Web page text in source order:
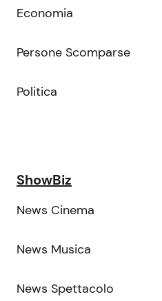
Economia
Persone Scomparse
Politica
ShowBiz
News Cinema
News Musica
News Spettacolo